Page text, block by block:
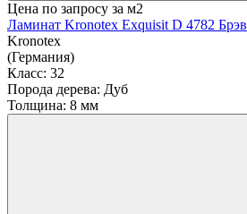
Цена по запросу за м2
Ламинат Kronotex Exquisit D 4782 Брэв
Kronotex
(Германия)
Класс: 32
Порода дерева: Дуб
Толщина: 8 мм